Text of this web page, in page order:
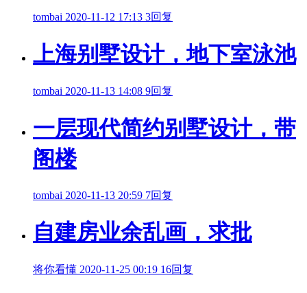
tombai 2020-11-12 17:13 3回复
上海别墅设计，地下室泳池
tombai 2020-11-13 14:08 9回复
一层现代简约别墅设计，带
阁楼
tombai 2020-11-13 20:59 7回复
自建房业余乱画，求批
将你看懂 2020-11-25 00:19 16回复